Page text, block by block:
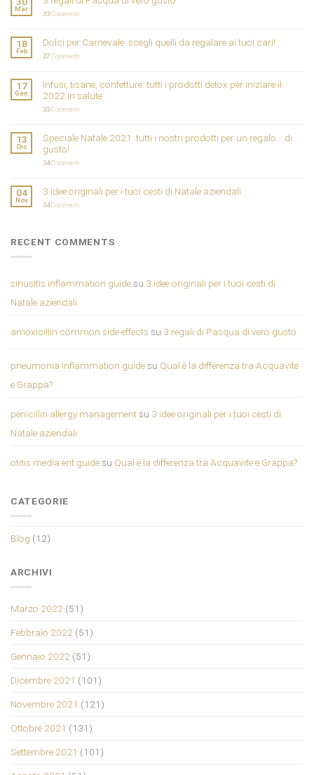
Mar
33Commenti
18
Feb
Dolci per Carnevale: scegli quelli da regalare ai tuoi cari!
27Commenti
17
Gen
Infusi, tisane, confetture: tutti i prodotti detox per iniziare il
2022 in salute
33Commenti
13
Dic
Speciale Natale 2021: tutti i nostri prodotti per un regalo… di
gusto!
34Commenti
04
Nov
3 idee originali per i tuoi cesti di Natale aziendali
34Commenti
RECENT COMMENTS
sinusitis inflammation guidesu 3 idee originali per i tuoi cesti di
Natale aziendali
amoxicillin common side effects su 3 regali di Pasqua di vero gusto
pneumonia inflammation guidesu Qual è la differenza tra Acquavite
e Grappa?
penicillin allergy managementsu 3 idee originali per i tuoi cesti di
Natale aziendali
otitis media ent guidesu Qual è la differenza tra Acquavite e Grappa?
CATEGORIE
Blog (12)
ARCHIVI
Marzo 2022 (51)
Febbraio 2022 (51)
Gennaio 2022 (51)
Dicembre 2021 (101)
Novembre 2021 (121)
Ottobre 2021 (131)
Settembre 2021 (101)